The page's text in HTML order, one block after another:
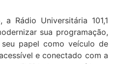
a Rádio Universitária 101,1
sua programação,
papel como veículo de
e conectado com a